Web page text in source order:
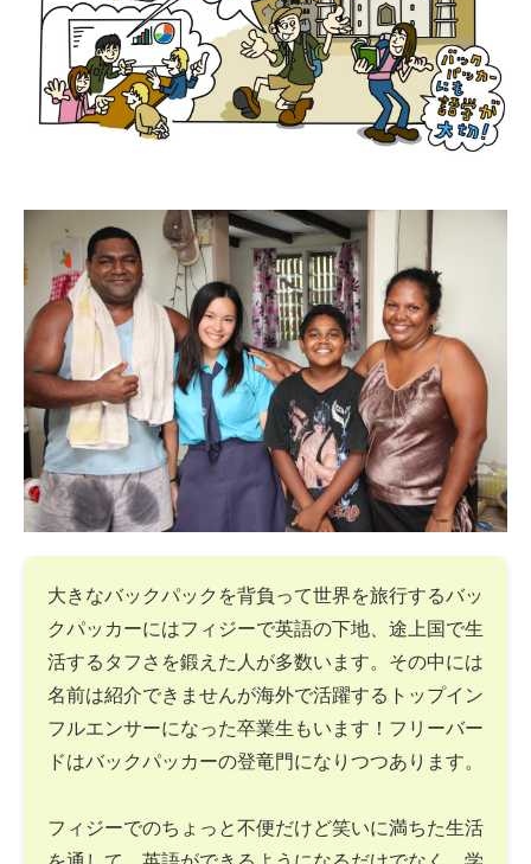
大きなバックパックを背負って世界を旅行するバッ
クパッカーにはフィジーで英語の下地、途上国で生
活するタフさを鍛えた人が多数います。その中には
名前は紹介できませんが海外で活躍するトップイン
フルエンサーになった卒業生もいます！フリーバー
ドはバックパッカーの登竜門になりつつあります。
フィジーでのちょっと不便だけど笑いに満ちた生活